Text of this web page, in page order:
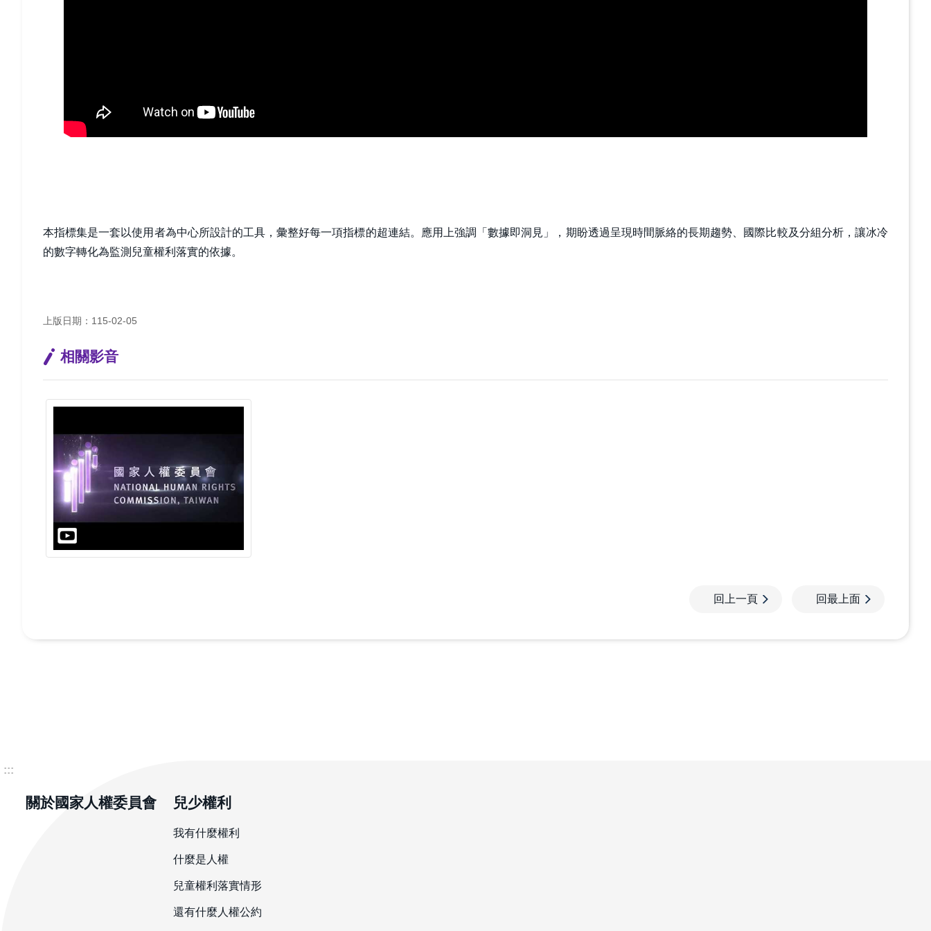
本指標集是一套以使用者為中心所設計的工具，彙整好每一項指標的超連結。應用上強調「數據即洞見」，期盼透過呈現時間脈絡的長期趨勢、國際比較及分組分析，讓冰冷
的數字轉化為監測兒童權利落實的依據。
上版日期：115-02-05
相關影音
回上一頁 回最上面
:::
關於國家人權委員會 兒少權利
我有什麼權利
什麼是人權
兒童權利落實情形
還有什麼人權公約